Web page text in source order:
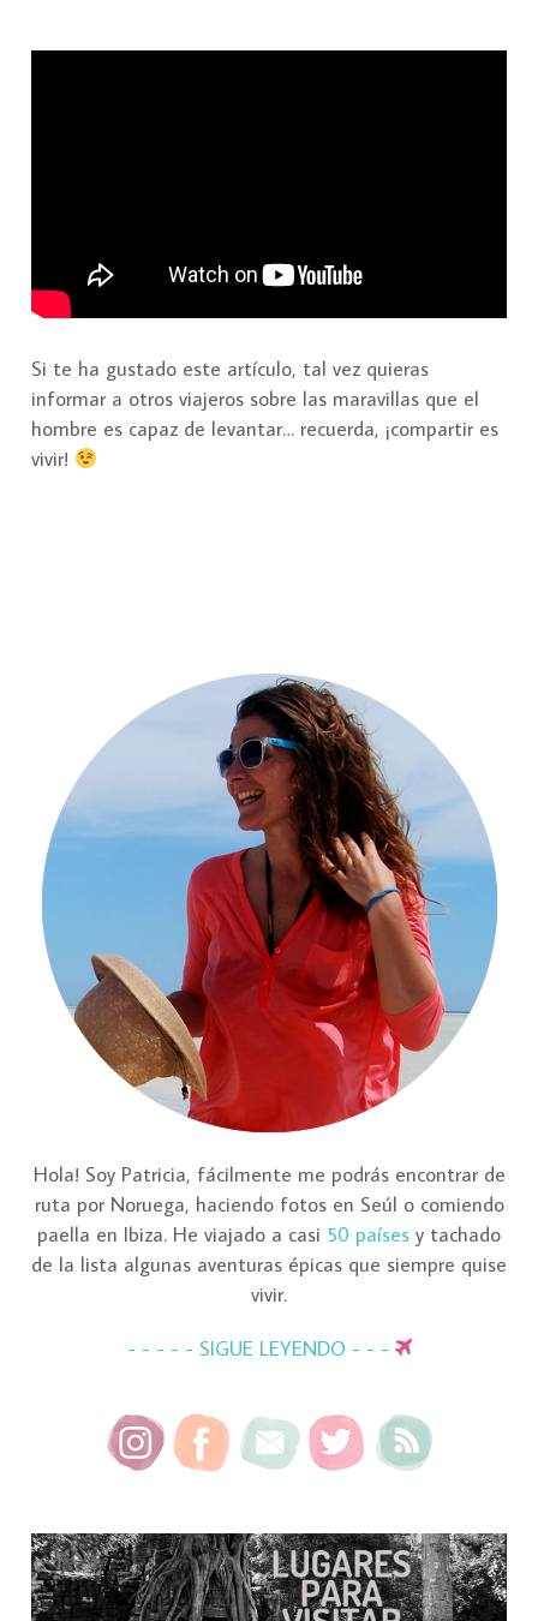
Si te ha gustado este artículo, tal vez quieras
informar a otros viajeros sobre las maravillas que el
hombre es capaz de levantar… recuerda, ¡compartir es
vivir!
Hola! Soy Patricia, fácilmente me podrás encontrar de
ruta por Noruega, haciendo fotos en Seúl o comiendo
paella en Ibiza. He viajado a casi 50 países y tachado
de la lista algunas aventuras épicas que siempre quise
vivir.
- - - - - SIGUE LEYENDO - - -